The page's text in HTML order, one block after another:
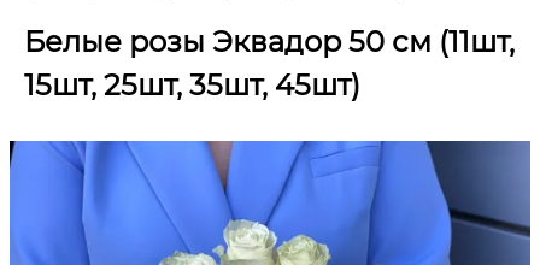
Белые розы Эквадор 50 см (11шт,
15шт, 25шт, 35шт, 45шт)